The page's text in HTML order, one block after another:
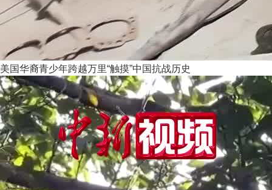
美国华裔青少年跨越万里“触摸”中国抗战历史